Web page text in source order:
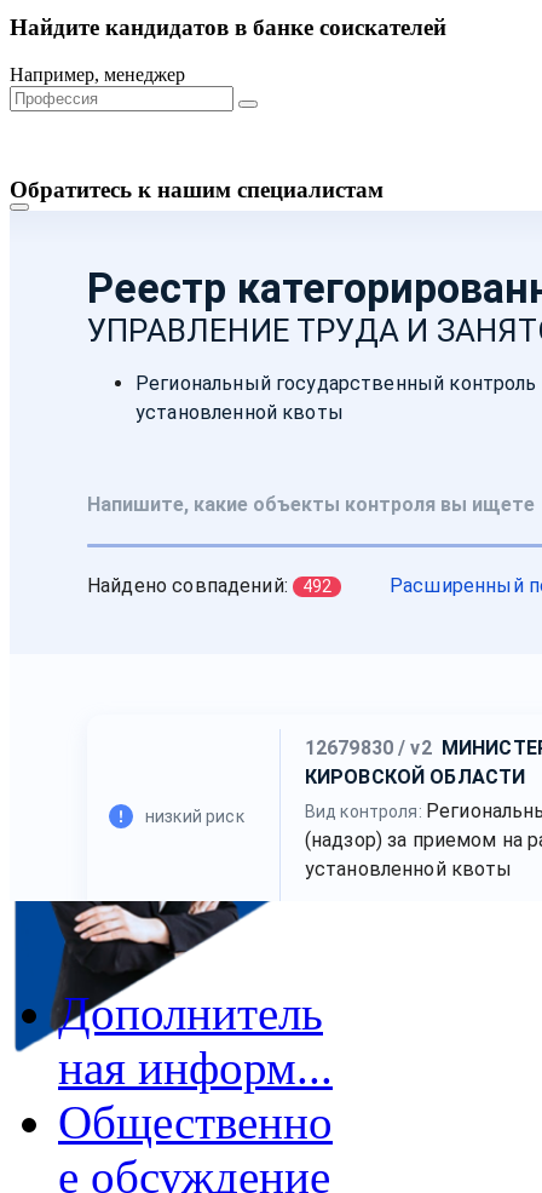
Найдите кандидатов в банке соискателей
Например, менеджер
Обратитесь к нашим специалистам
в электронном виде
Дополнитель
ная информ...
Общественно
е обсуждение